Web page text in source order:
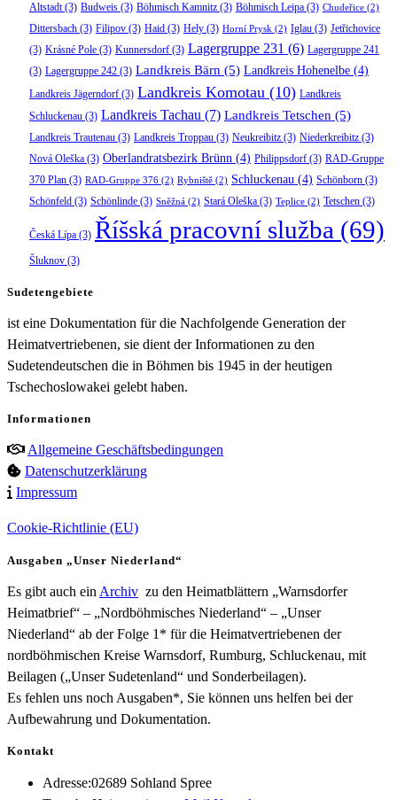
Altstadt(3) Budweis (3) Böhmisch Kamnitz (3) Böhmisch Leipa (3) Chudeřice (2)
Dittersbach (3) Filipov (3) Haid (3) Hely (3) Horní Prysk (2) Iglau (3) Jetřichovice
(3) Krásné Pole (3) Kunnersdorf (3) Lagergruppe 231 (6) Lagergruppe 241
(3) Lagergruppe 242 (3) Landkreis Bärn (5) Landkreis Hohenelbe (4)
Landkreis Jägerndorf (3) Landkreis Komotau (10) Landkreis
Schluckenau (3) Landkreis Tachau (7) Landkreis Tetschen (5)
Landkreis Trautenau (3) Landkreis Troppau (3) Neukreibitz (3) Niederkreibitz (3)
Nová Oleška (3) Oberlandratsbezirk Brünn (4) Philippsdorf (3) RAD-Gruppe
370 Plan (3) RAD-Gruppe 376 (2) Rybniště (2) Schluckenau (4) Schönborn (3)
Schönfeld (3) Schönlinde (3) Sněžná (2) Stará Oleška (3) Teplice (2) Tetschen (3)
Česká Lípa (3) Říšská pracovní služba (69)
Šluknov (3)
Sudetengebiete
ist eine Dokumentation für die Nachfolgende Generation der
Heimatvertriebenen, sie dient der Informationen zu den
Sudetendeutschen die in Böhmen bis 1945 in der heutigen
Tschechoslowakei gelebt haben.
Informationen
Allgemeine Geschäftsbedingungen
Datenschutzerklärung
Impressum
Cookie-Richtlinie (EU)
Ausgaben „Unser Niederland“
Es gibt auch ein Archiv zu den Heimatblättern „Warnsdorfer
Heimatbrief“ – „Nordböhmisches Niederland“ – „Unser
Niederland“ ab der Folge 1* für die Heimatvertriebenen der
nordböhmischen Kreise Warnsdorf, Rumburg, Schluckenau, mit
Beilagen („Unser Sudetenland“ und Sonderbeilagen).
Es fehlen uns noch Ausgaben*, Sie können uns helfen bei der
Aufbewahrung und Dokumentation.
Kontakt
Adresse:02689 Sohland Spree